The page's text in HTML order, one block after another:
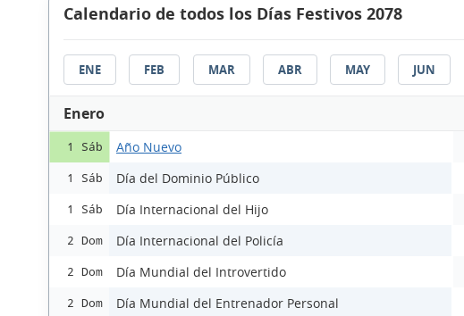
Calendario de todos los Días Festivos 2078
ENE FEB MAR ABR MAY JUN
Enero
1 Sáb Año Nuevo
1 Sáb Día del Dominio Público
1 Sáb Día Internacional del Hijo
2 Dom Día Internacional del Policía
2 Dom Día Mundial del Introvertido
2 Dom Día Mundial del Entrenador Personal